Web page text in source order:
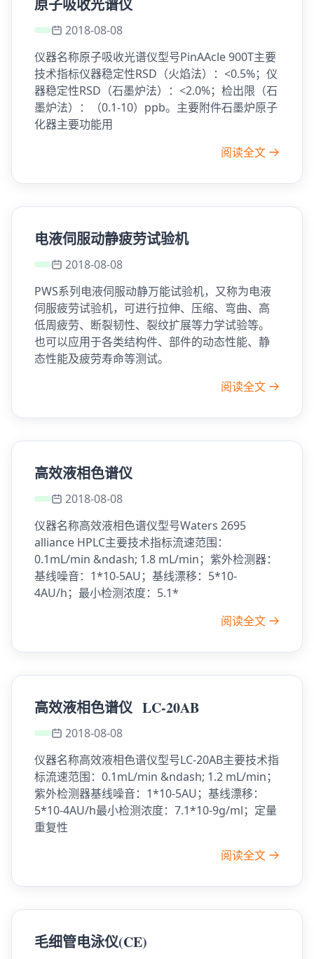
原子吸收光谱仪
2018-08-08
仪器名称原子吸收光谱仪型号PinAAcle 900T主要
技术指标仪器稳定性RSD（火焰法）：<0.5%；仪
器稳定性RSD（石墨炉法）：<2.0%；检出限（石
墨炉法）：（0.1-10）ppb。主要附件石墨炉原子
化器主要功能用
阅读全文
电液伺服动静疲劳试验机
2018-08-08
PWS系列电液伺服动静万能试验机，又称为电液
伺服疲劳试验机，可进行拉伸、压缩、弯曲、高
低周疲劳、断裂韧性、裂纹扩展等力学试验等。
也可以应用于各类结构件、部件的动态性能、静
态性能及疲劳寿命等测试。
阅读全文
高效液相色谱仪
2018-08-08
仪器名称高效液相色谱仪型号Waters 2695
alliance HPLC主要技术指标流速范围：
0.1mL/min &ndash; 1.8 mL/min；紫外检测器：
基线噪音：1*10-5AU；基线漂移：5*10-
4AU/h；最小检测浓度：5.1*
阅读全文
高效液相色谱仪 LC-20AB
2018-08-08
仪器名称高效液相色谱仪型号LC-20AB主要技术指
标流速范围：0.1mL/min &ndash; 1.2 mL/min；
紫外检测器基线噪音：1*10-5AU；基线漂移：
5*10-4AU/h最小检测浓度：7.1*10-9g/ml；定量
重复性
阅读全文
毛细管电泳仪(CE)